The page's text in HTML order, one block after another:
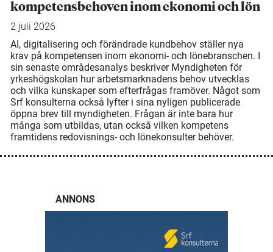
kompetensbehoven inom ekonomi och lön
2 juli 2026
AI, digitalisering och förändrade kundbehov ställer nya
krav på kompetensen inom ekonomi- och lönebranschen. I
sin senaste områdesanalys beskriver Myndigheten för
yrkeshögskolan hur arbetsmarknadens behov utvecklas
och vilka kunskaper som efterfrågas framöver. Något som
Srf konsulterna också lyfter i sina nyligen publicerade
öppna brev till myndigheten. Frågan är inte bara hur
många som utbildas, utan också vilken kompetens
framtidens redovisnings- och lönekonsulter behöver.
ANNONS